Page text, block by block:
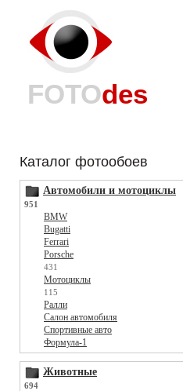
FOTOdes
Каталог фотообоев
Автомобили и мотоциклы
951
BMW
Bugatti
Ferrari
Porsche
431
Мотоциклы
115
Ралли
Салон автомобиля
Спортивные авто
Формула-1
Животные
694